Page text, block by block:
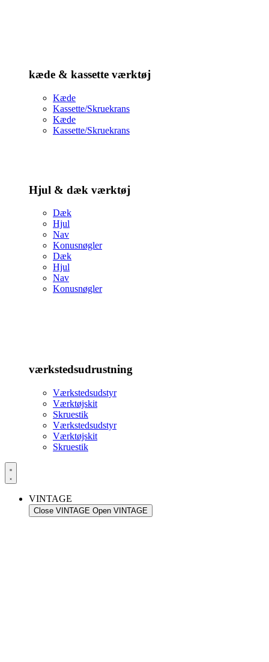
kæde & kassette værktøj
Kæde
Kassette/Skruekrans
Kæde
Kassette/Skruekrans
Hjul & dæk værktøj
Dæk
Hjul
Nav
Konusnøgler
Dæk
Hjul
Nav
Konusnøgler
værkstedsudrustning
Værkstedsudstyr
Værktøjskit
Skruestik
Værkstedsudstyr
Værktøjskit
Skruestik
VINTAGE
Close VINTAGE Open VINTAGE